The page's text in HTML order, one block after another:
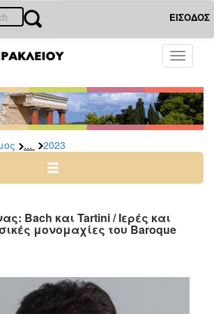
ΕΙΣΟΔΟΣ
Toggle
... 2023
Bach και Tartini / Iερές και
μονομαχίες του Baroque